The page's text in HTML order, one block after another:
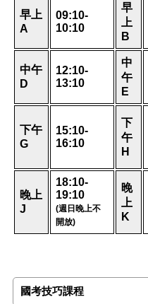
早上
A
09:10-
10:10
早
上
B
中午
D
12:10-
13:10
中
午
E
下午
G
15:10-
16:10
下
午
H
晚上
J
18:10-
19:10
(週日晚上不
開放)
晚
上
K
國考技巧課程